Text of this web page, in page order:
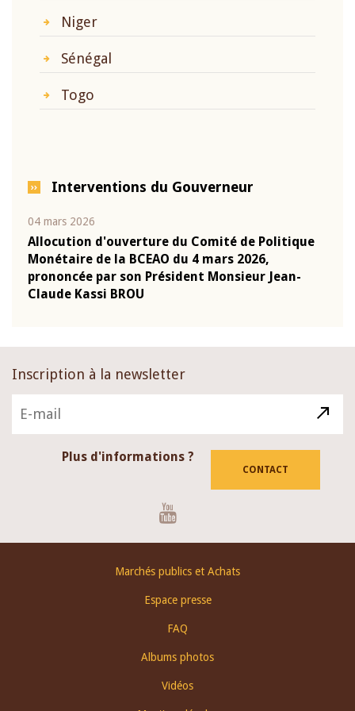
Niger
Sénégal
Togo
Interventions du Gouverneur
04 mars 2026
Allocution d'ouverture du Comité de Politique
Monétaire de la BCEAO du 4 mars 2026,
prononcée par son Président Monsieur Jean-
Claude Kassi BROU
Inscription à la newsletter
Plus d'informations ?
CONTACT
Marchés publics et Achats
Espace presse
FAQ
Albums photos
Vidéos